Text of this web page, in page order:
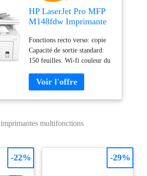
HP LaserJet Pro MFP
M148fdw Imprimante
Fonctions recto verso: copie
Capacité de sortie standard:
150 feuilles. Wi-fi couleur du
Taille de papier de série A
ISO maximum: A4. Capacité
d'entrée standard: 260 feuilles
Résolution maximale: 1200 x
Numérisation: Numérisation
multifonctions
-22% -29%